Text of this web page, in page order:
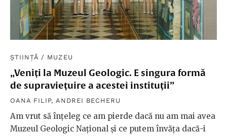
ȘTIINȚĂ / MUZEU
„Veniți la Muzeul Geologic. E singura formă
de supraviețuire a acestei instituții”
OANA FILIP, ANDREI BECHERU
Am vrut să înțeleg ce am pierde dacă nu am mai avea
Muzeul Geologic Național și ce putem învăța dacă-i